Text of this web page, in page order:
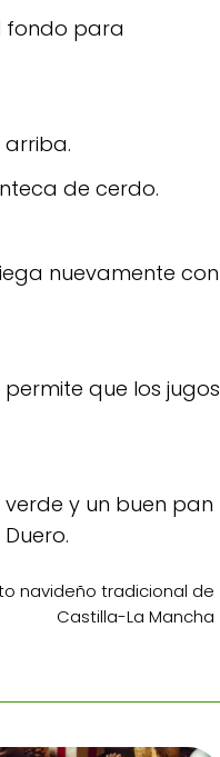
fondo para
de cerdo.
nuevamente con
que los jugos
y un buen pan
navideño tradicional de
Castilla-La Mancha